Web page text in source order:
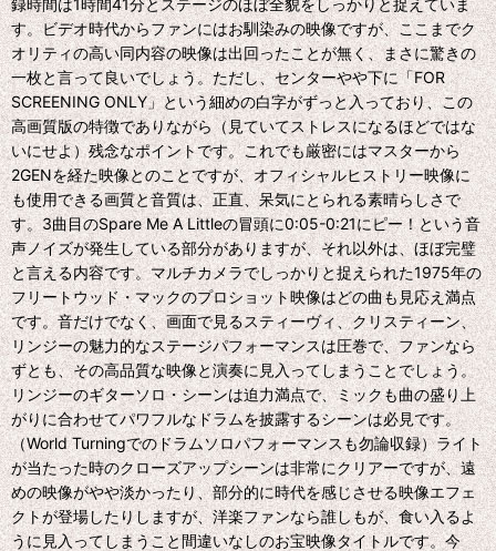
録時間は1時間41分とステージのほぼ全貌をしっかりと捉えていま
す。ビデオ時代からファンにはお馴染みの映像ですが、ここまでク
オリティの高い同内容の映像は出回ったことが無く、まさに驚きの
一枚と言って良いでしょう。ただし、センターやや下に「FOR
SCREENING ONLY」という細めの白字がずっと入っており、この
高画質版の特徴でありながら（見ていてストレスになるほどではな
いにせよ）残念なポイントです。これでも厳密にはマスターから
2GENを経た映像とのことですが、オフィシャルヒストリー映像に
も使用できる画質と音質は、正直、呆気にとられる素晴らしさで
す。3曲目のSpare Me A Littleの冒頭に0:05-0:21にピー！という音
声ノイズが発生している部分がありますが、それ以外は、ほぼ完璧
と言える内容です。マルチカメラでしっかりと捉えられた1975年の
フリートウッド・マックのプロショット映像はどの曲も見応え満点
です。音だけでなく、画面で見るスティーヴィ、クリスティーン、
リンジーの魅力的なステージパフォーマンスは圧巻で、ファンなら
ずとも、その高品質な映像と演奏に見入ってしまうことでしょう。
リンジーのギターソロ・シーンは迫力満点で、ミックも曲の盛り上
がりに合わせてパワフルなドラムを披露するシーンは必見です。
（World Turningでのドラムソロパフォーマンスも勿論収録）ライト
が当たった時のクローズアップシーンは非常にクリアーですが、遠
めの映像がやや淡かったり、部分的に時代を感じさせる映像エフェ
クトが登場したりしますが、洋楽ファンなら誰しもが、食い入るよ
うに見入ってしまうこと間違いなしのお宝映像タイトルです。今